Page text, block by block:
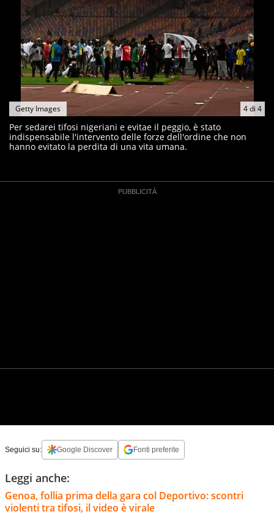
4di 4
Getty Images
Per sedarei tifosi nigeriani e evitae il peggio, è stato
indispensabile l'intervento delle forze dell'ordine che non
hanno evitato la perdita di una vita umana.
Seguici su: Google Discover Fonti preferite
Leggi anche:
Genoa, follia prima della gara col Deportivo: scontri
violenti tra tifosi, il video è virale